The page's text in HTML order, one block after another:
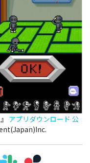
アプリダウンロード 公